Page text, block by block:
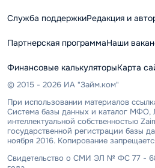
Служба поддержкиРедакция и
Партнерская программаНаши
Финансовые калькуляторыКарта
© 2015 - 2026 ИА "Займ.ком"
При использовании материалов
Система базы данных и каталог МФО,
интеллектуальной собственностью
государственной регистрации базы
ноября 2016. Копирование
Свидетельство о СМИ ЭЛ № ФС 77 -